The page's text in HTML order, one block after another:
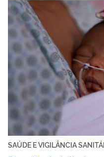
SAÚDE E VIGILÂNCIA